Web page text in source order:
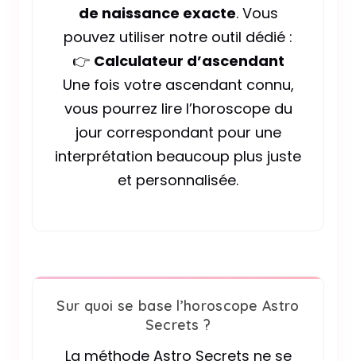
de naissance exacte. Vous
pouvez utiliser notre outil dédié :
👉 Calculateur d’ascendant
Une fois votre ascendant connu,
vous pourrez lire l’horoscope du
jour correspondant pour une
interprétation beaucoup plus juste
et personnalisée.
Sur quoi se base l’horoscope Astro
Secrets ?
La méthode Astro Secrets ne se